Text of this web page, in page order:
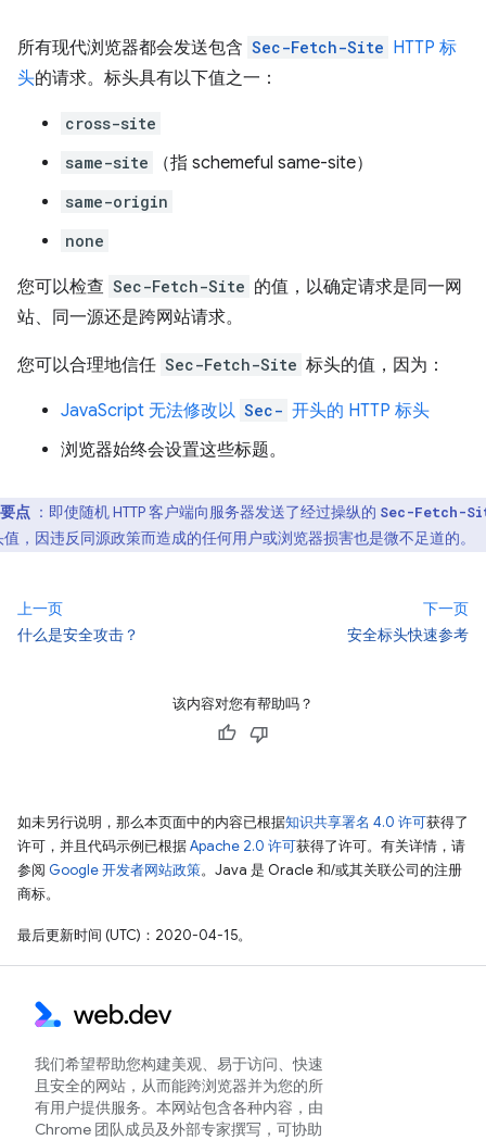
所有现代浏览器都会发送包含 Sec-Fetch-Site HTTP 标
头的请求。标头具有以下值之一：
cross-site
same-site
（指 schemeful same-site）
same-origin
none
您可以检查 Sec-Fetch-Site 的值，以确定请求是同一网
站、同一源还是跨网站请求。
您可以合理地信任 Sec-Fetch-Site 标头的值，因为：
JavaScript 无法修改以 Sec- 开头的 HTTP 标头
浏览器始终会设置这些标题。
要点 ：即使随机 HTTP 客户端向服务器发送了经过操纵的 Sec-Fetch-
值，因违反同源政策而造成的任何用户或浏览器损害也是微不足道的。
上一页
什么是安全攻击？
下一页
安全标头快速参考
该内容对您有帮助吗？
如未另行说明，那么本页面中的内容已根据知识共享署名 4.0 许可获得了
许可，并且代码示例已根据Apache 2.0 许可获得了许可。有关详情，请
参阅 Google 开发者网站政策。Java 是 Oracle 和/或其关联公司的注册
商标。
最后更新时间 (UTC)：2020-04-15。
我们希望帮助您构建美观、易于访问、快速
且安全的网站，从而能跨浏览器并为您的所
有用户提供服务。本网站包含各种内容，由
Chrome 团队成员及外部专家撰写，可协助